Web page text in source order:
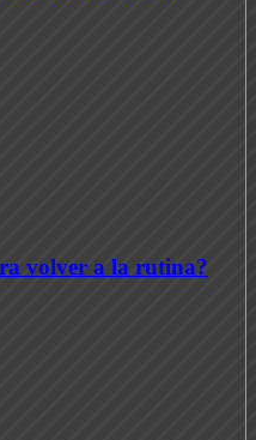
volver a la rutina?